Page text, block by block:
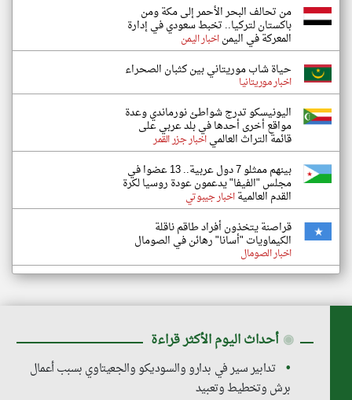
من تحالف البحر الأحمر إلى مكة ومن
باكستان لتركيا.. تخبط سعودي في إدارة
المعركة في اليمناخبار اليمن
حياة شاب موريتاني بين كثبان الصحراء
اخبار موريتانيا
اليونيسكو تدرج شواطئ نورماندي وعدة
مواقع أخرى أحدها في بلد عربي على
قائمة التراث العالمياخبار جزر القمر
بينهم ممثلو 7 دول عربية.. 13 عضوا في
مجلس "الفيفا" يدعمون عودة روسيا لكرة
القدم العالميةاخبار جيبوتي
قراصنة يتخذون أفراد طاقم ناقلة
الكيماويات "أسانا" رهائن في الصومال
اخبار الصومال
◉ أحداث اليوم الأكثر قراءة
تدابير سير في بدارو والسوديكو والجعيتاوي بسبب أعمال
برش وتخطيط وتعبيد